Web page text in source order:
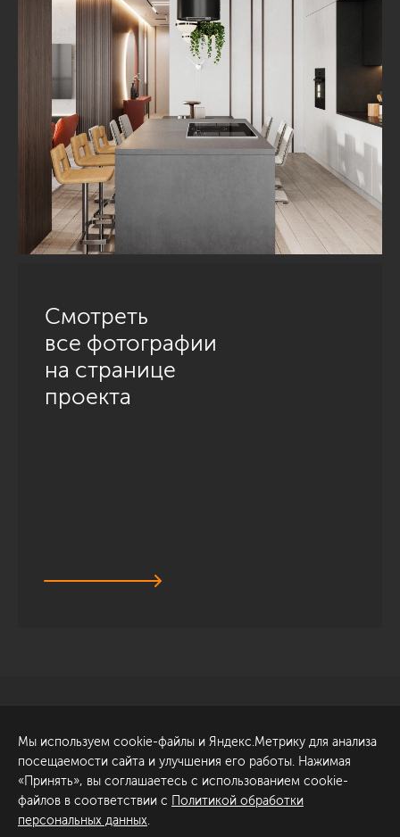
Смотреть
все фотографии
на странице
проекта
Обсудить проект
ул. Академика Павлова, 6
к1
+7 (812) 200-95-55
Мы используем cookie-файлы и Яндекс.Метрику для анализа
посещаемости сайта и улучшения его работы. Нажимая
«Принять», вы соглашаетесь с использованием cookie-
файлов в соответствии с Политикой обработки
персональных данных.